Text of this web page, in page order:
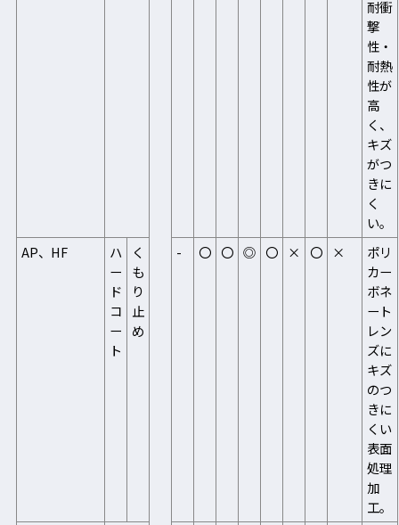
耐衝
撃
性・
耐熱
性が
高
く、
キズ
がつ
きに
く
い。
AP、HF
ハ
ー
ド
コ
ー
ト
く
も
り
止
め
- 〇 〇 ◎ 〇 × 〇 ×
ポリ
カー
ボネ
ート
レン
ズに
キズ
のつ
きに
くい
表面
処理
加
工。